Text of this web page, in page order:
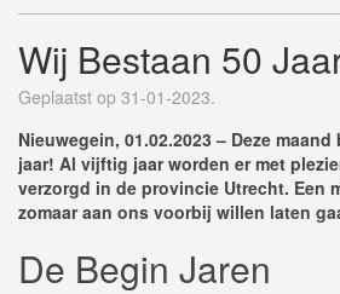
WAT IS KICKBOKSEN?
WAT IS DEFENSE?
PERSONAL TRAINING
CONTACT
Wij Bestaan 50
Geplaatst op 31-01-2023.
Nieuwegein, 01.02.2023 – Deze
jaar! Al vijftig jaar worden er met
verzorgd in de provincie Utrecht. Een
zomaar aan ons voorbij willen laten
De Begin Jaren